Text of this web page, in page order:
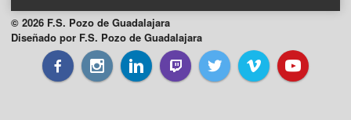
© 2026 F.S. Pozo de Guadalajara
Diseñado por F.S. Pozo de Guadalajara